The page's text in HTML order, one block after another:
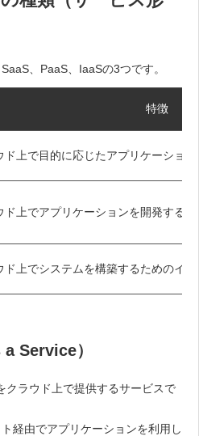
、PaaS、IaaSの3つです。
特徴
ド上で目的に応じたアプリケーショ
ド上でアプリケーションを開発する
ド上でシステムを構築するためのイ
Service）
クラウド上で提供するサービスで
経由でアプリケーションを利用し